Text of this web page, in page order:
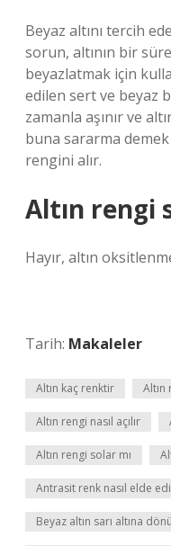
Beyaz altını tercih
sorun, altının bir
beyazlatmak için
edilen sert ve beyaz
zamanla aşınır ve
buna sararma
rengini alır.
Altın rengi
Hayır, altın
Tarih: Makaleler
Altın kaç renktir Altın
Altın rengi nasıl açılır
Altın rengi solar mı
Antrasit renk nasıl elde
Beyaz altın sarı altına